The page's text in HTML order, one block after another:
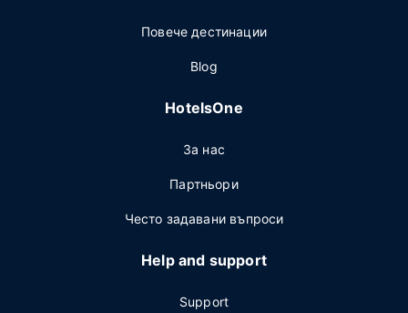
Повече дестинации
Blog
HotelsOne
За нас
Партньори
Често задавани въпроси
Help and support
Support